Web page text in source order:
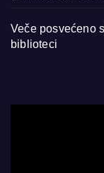
Veče posvećeno
biblioteci